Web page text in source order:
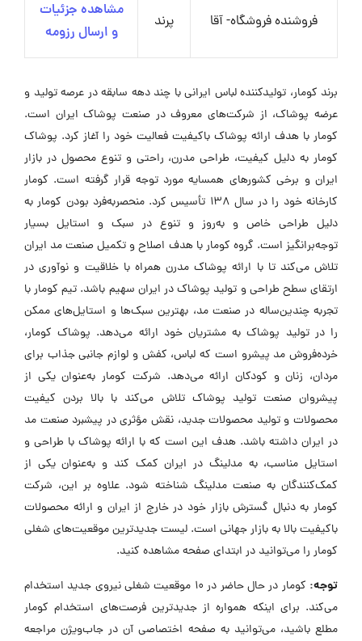
فروشنده فروشگاه- آقا پرند
مشاهده جزئیات
و ارسال رزومه
برند کومار، تولیدکننده لباس ایرانی با چند دهه سابقه در عرصه تولید و
عرضه پوشاک، از شرکت‌های معروف در صنعت پوشاک ایران است.
کومار با هدف ارائه پوشاک باکیفیت فعالیت خود را آغاز کرد. پوشاک
کومار به دلیل کیفیت، طراحی مدرن، راحتی و تنوع محصول در بازار
ایران و برخی کشورهای همسایه مورد توجه قرار گرفته است. کومار
کارخانه خود را در سال ۱۳۸ تأسیس کرد. منحصر‌به‌فرد بودن کومار به
دلیل طراحی خاص و به‌روز و تنوع در سبک و استایل بسیار
توجه‌برانگیز است. گروه کومار با هدف اصلاح و تکمیل صنعت مد ایران
تلاش می‌کند تا با ارائه پوشاک مدرن همراه با خلاقیت و نوآوری در
ارتقای سطح طراحی و تولید پوشاک در ایران سهیم باشد. تیم کومار با
تجربه چندین‌ساله در صنعت مد، بهترین سبک‌ها و استایل‌های ممکن
را در تولید پوشاک به مشتریان خود ارائه می‌دهد. پوشاک کومار،
خرده‌فروش مد پیشرو است که لباس، کفش و لوازم جانبی جذاب برای
مردان، زنان و کودکان ارائه می‌دهد. شرکت کومار به‌عنوان یکی از
پیشروان صنعت تولید پوشاک تلاش می‌کند با بالا بردن کیفیت
محصولات و تولید محصولات جدید، نقش مؤثری در پیشبرد صنعت مد
در ایران داشته باشد. هدف این است که با ارائه پوشاک با طراحی و
استایل مناسب، به مدلینگ در ایران کمک کند و به‌عنوان یکی از
کمک‌کنندگان به صنعت مدلینگ شناخته شود. علاوه بر این، شرکت
کومار به دنبال گسترش بازار خود در خارج از ایران و ارائه محصولات
باکیفیت بالا به بازار جهانی است. لیست جدیدترین موقعیت‌های شغلی
کومار را می‌توانید در ابتدای صفحه مشاهده کنید.
توجه:
کومار در حال حاضر در ۱۰ موقعیت شغلی نیروی جدید استخدام
می‌کند. برای اینکه همواره از جدیدترین فرصت‌های استخدام کومار
مطلع باشید، می‌توانید به صفحه اختصاصی آن در جاب‌ویژن مراجعه